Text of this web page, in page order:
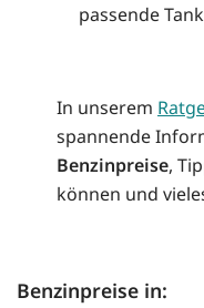
passende
In unserem
spannende
Benzinpreise,
können und
Benzinpreise in: